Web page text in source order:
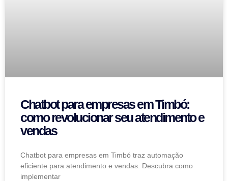
Chatbot para empresas em Timbó:
como revolucionar seu atendimento e
vendas
Chatbot para empresas em Timbó traz automação
eficiente para atendimento e vendas. Descubra como
implementar